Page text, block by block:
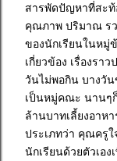
สารพัดปัญหาที่สะท้
คุณภาพ ปริมาณ รว
ของนักเรียนในหมู่
เกี่ยวข้อง เรื่องรา
วันไม่พอกิน บางวั
เป็นหมู่คณะ นานๆ
ล้านบาทเลี้ยงอาห
ประเภทว่า คุณครู
นักเรียนด้วยตัวเอ